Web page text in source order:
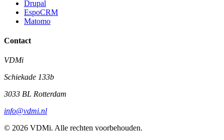
Drupal
EspoCRM
Matomo
Contact
VDMi
Schiekade 133b
3033 BL Rotterdam
info@vdmi.nl
© 2026 VDMi. Alle rechten voorbehouden.